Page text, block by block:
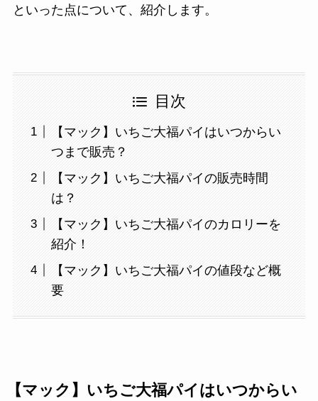
といった点について、紹介します。
目次
【マック】いちご大福パイはいつからい
つまで販売？
【マック】いちご大福パイの販売時間
は？
【マック】いちご大福パイのカロリーを
紹介！
【マック】いちご大福パイの値段など概
要
【マック】いちご大福パイはいつからい